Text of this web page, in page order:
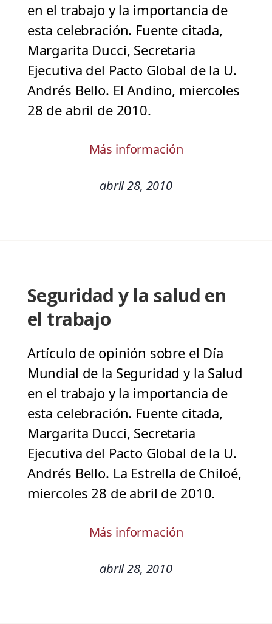
en el trabajo y la importancia de
esta celebración. Fuente citada,
Margarita Ducci, Secretaria
Ejecutiva del Pacto Global de la U.
Andrés Bello. El Andino, miercoles
28 de abril de 2010.
Más información
abril 28, 2010
Seguridad y la salud en
el trabajo
Artículo de opinión sobre el Día
Mundial de la Seguridad y la Salud
en el trabajo y la importancia de
esta celebración. Fuente citada,
Margarita Ducci, Secretaria
Ejecutiva del Pacto Global de la U.
Andrés Bello. La Estrella de Chiloé,
miercoles 28 de abril de 2010.
Más información
abril 28, 2010